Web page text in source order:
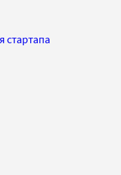
стартапа